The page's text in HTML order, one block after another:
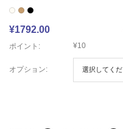
¥1792.00
ポイント:
¥10
オプション: